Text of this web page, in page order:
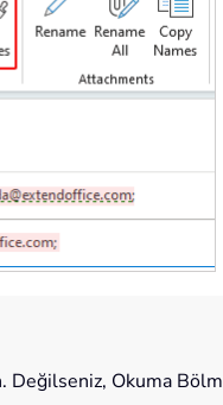
Değilseniz, Okuma